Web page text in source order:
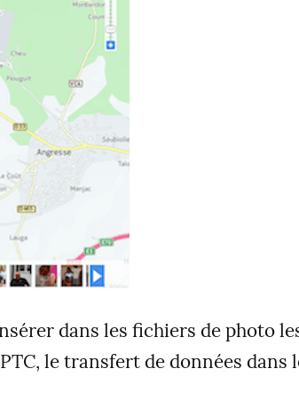
dans les fichiers de photo
le transfert de données dans